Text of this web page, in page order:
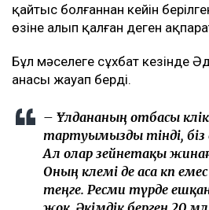
қайтыс болғаннан кейін
өзіне алып қалған деген
Бұл мәселеге сұхбат кезінде
анасы жауап берді.
– Ұлдананың отбасы
тартуымызды өтінді, біз
Ал олар зейнетақы
Оның көлемі де аса көп
теңге. Ресми түрде